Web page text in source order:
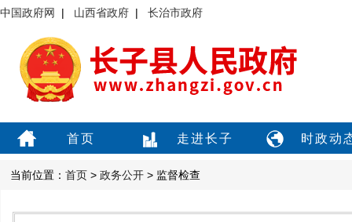
中国政府网 | 山西省政府 | 长治市政府
首页 走进长子 时政动
当前位置： 首页 > 政务公开 > 监督检查